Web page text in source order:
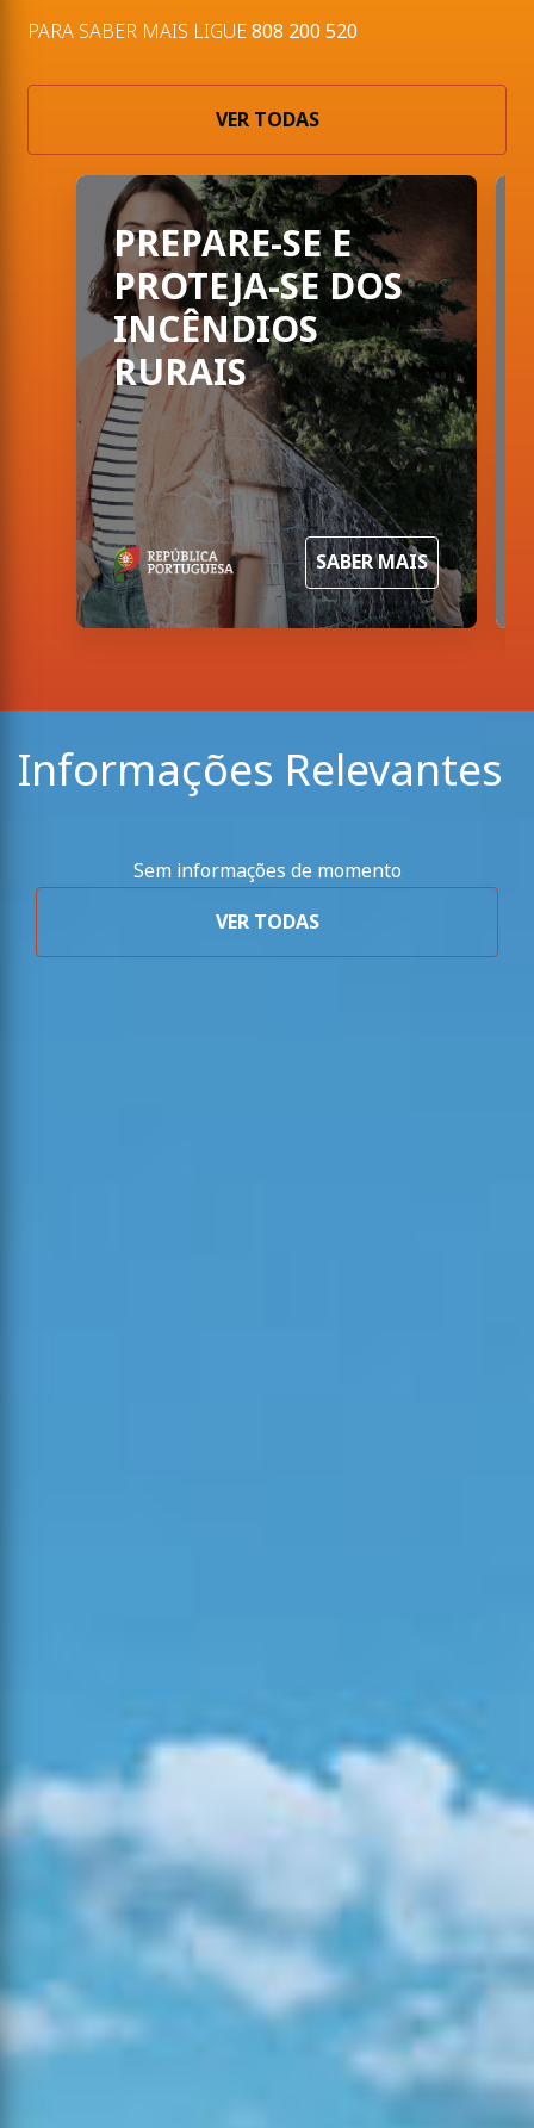
PARA SABER MAIS LIGUE808 200 520
VER TODAS
PORTUGAL CHAMA: A
PREPARE-SE E
PROTEJA-SE DOS
INCÊNDIOS
RURAIS
SABER MAIS
Informações Relevantes
Sem informações de momento
VER TODAS
Estado Alerta